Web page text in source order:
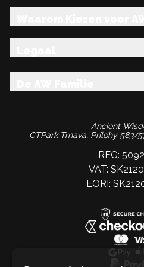
Ancient
CTPark Trnava, Prílohy 583/
REG:
VAT:
EORI: